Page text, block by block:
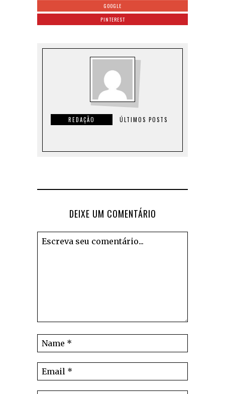
GOOGLE
PINTEREST
REDAÇÃO ÚLTIMOS POSTS
DEIXE UM COMENTÁRIO